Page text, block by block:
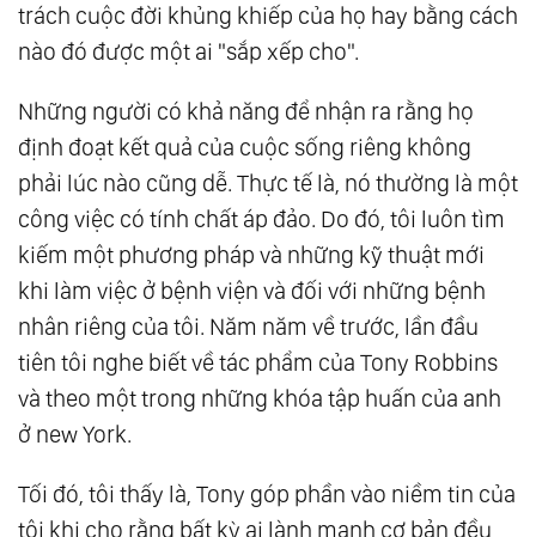
trách cuộc đời khủng khiếp của họ hay bằng cách
nào đó được một ai "sắp xếp cho".
Những người có khả năng để nhận ra rằng họ
định đoạt kết quả của cuộc sống riêng không
phải lúc nào cũng dễ. Thực tế là, nó thường là một
công việc có tính chất áp đảo. Do đó, tôi luôn tìm
kiếm một phương pháp và những kỹ thuật mới
khi làm việc ở bệnh viện và đối với những bệnh
nhân riêng của tôi. Năm năm về trước, lần đầu
tiên tôi nghe biết về tác phẩm của Tony Robbins
và theo một trong những khóa tập huấn của anh
ở new York.
Tối đó, tôi thấy là, Tony góp phần vào niềm tin của
tôi khi cho rằng bất kỳ ai lành mạnh cơ bản đều